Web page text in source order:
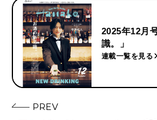
2025年12月
識。」
連載一覧を見る
PREV